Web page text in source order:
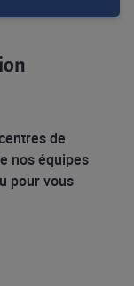
de
nos équipes
pour vous